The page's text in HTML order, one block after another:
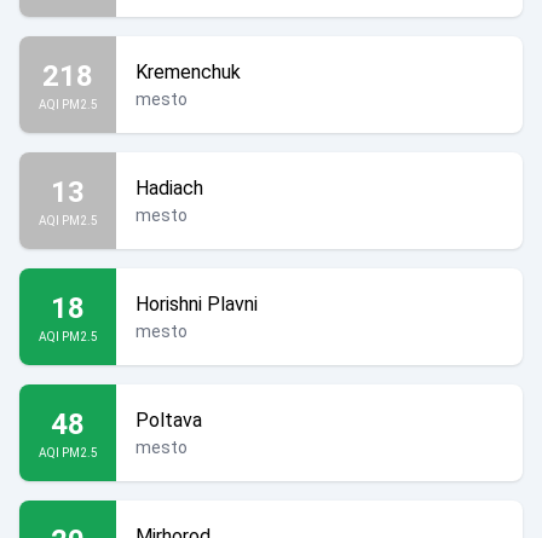
218
AQI PM2.5
Kremenchuk
mesto
13
AQI PM2.5
Hadiach
mesto
18
AQI PM2.5
Horishni Plavni
mesto
48
AQI PM2.5
Poltava
mesto